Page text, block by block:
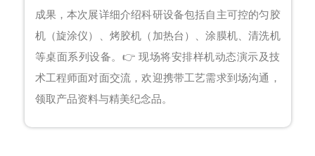
成果，本次展详细介绍科研设备包括自主可控的匀胶
机（旋涂仪）、烤胶机（加热台）、涂膜机、清洗机
等桌面系列设备。👉 现场将安排样机动态演示及技
术工程师面对面交流，欢迎携带工艺需求到场沟通，
领取产品资料与精美纪念品。